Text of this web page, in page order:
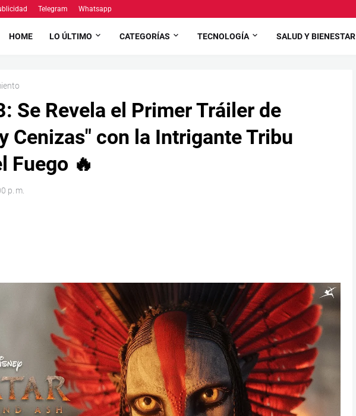
Telegram Whatsapp
HOME LO ÚLTIMO CATEGORÍAS TECNOLOGÍA SALUD Y BIENESTAR
Se Revela el Primer Tráiler de
Cenizas" con la Intrigante Tribu
Fuego 🔥
p. m.